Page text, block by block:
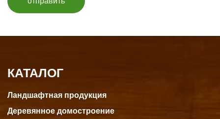
КАТАЛОГ
Ландшафтная продукция
Деревянное домостроение